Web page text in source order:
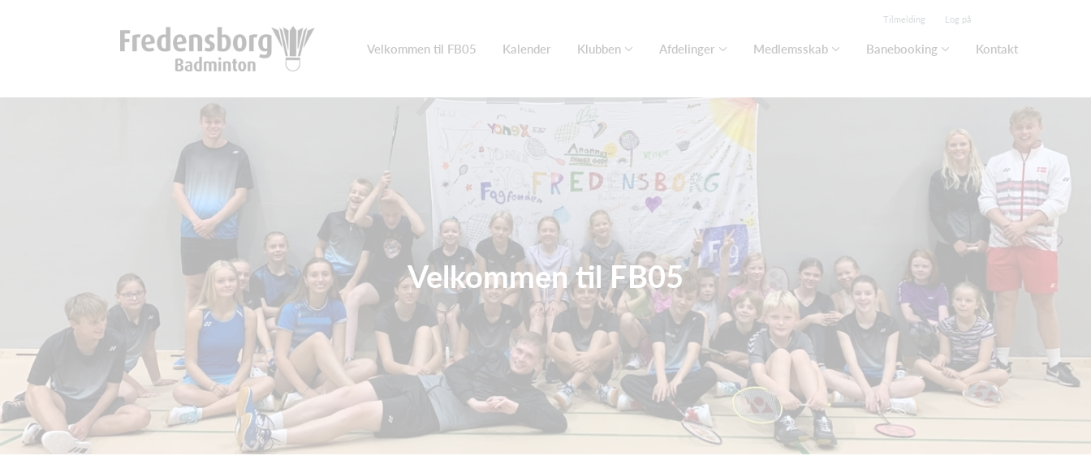
Tilmelding Log på
Velkommen til FB05 Kalender Klubben Afdelinger Medlemsskab Banebooking Kontakt
Velkommen til FB05